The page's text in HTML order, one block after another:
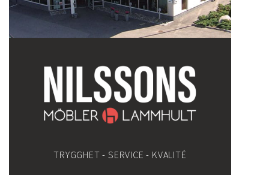
TRYGGHET - SERVICE - KVALITÉ